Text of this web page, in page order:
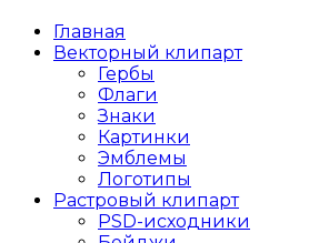
Главная
Векторный клипарт
Гербы
Флаги
Знаки
Картинки
Эмблемы
Логотипы
Растровый клипарт
PSD-исходники